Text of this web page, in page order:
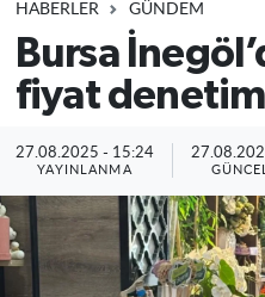
HABERLER GÜNDEM
Bursa
fiyat
27.08.2025 - 15:24
YAYINLANMA
Akhisar
Turgutlu
Salihli
Saruhanlı
Soma
Manisa Namaz Vakitleri
Manisa Trafik Yoğunluk
Süper Lig Puan
Tüm Manşetler
Son Dakika Haberleri